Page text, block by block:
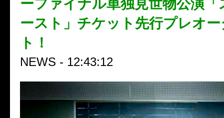
ーファイナル単独見世物公演「
ースト」チケット先行プレオ
ト！
NEWS - 12:43:12